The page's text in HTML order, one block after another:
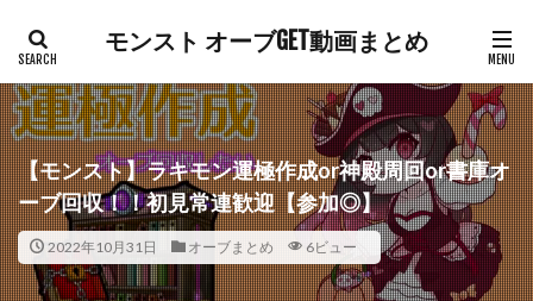
モンスト オーブGET動画まとめ
【モンスト】ラキモン運極作成or神殿周回or書庫オ
ーブ回収！！初見常連歓迎【参加◎】
2022年10月31日 オーブまとめ 6ビュー